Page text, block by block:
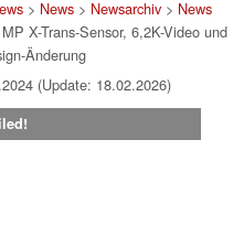
> News> Newsarchiv> News
X-Trans-Sensor, 6,2K-Video und
Änderung
(Update: 18.02.2026)